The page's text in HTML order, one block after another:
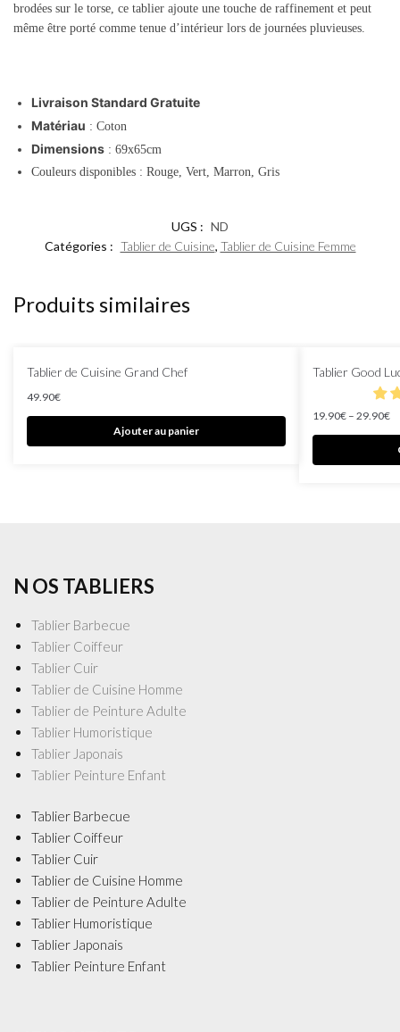
brodées sur le torse, ce tablier ajoute une touche de raffinement et peut
même être porté comme tenue d’intérieur lors de journées pluvieuses.
Livraison Standard Gratuite
Matériau : Coton
Dimensions : 69x65cm
Couleurs disponibles : Rouge, Vert, Marron, Gris
UGS : ND
Catégories : Tablier de Cuisine, Tablier de Cuisine Femme
Produits similaires
Tablier de Cuisine Grand Chef
49.90€
Ajouter au panier
Tablier Good
19.90€ – 29.90€
N OS TABLIERS
Tablier Barbecue
Tablier Coiffeur
Tablier Cuir
Tablier de Cuisine Homme
Tablier de Peinture Adulte
Tablier Humoristique
Tablier Japonais
Tablier Peinture Enfant
Tablier Barbecue
Tablier Coiffeur
Tablier Cuir
Tablier de Cuisine Homme
Tablier de Peinture Adulte
Tablier Humoristique
Tablier Japonais
Tablier Peinture Enfant